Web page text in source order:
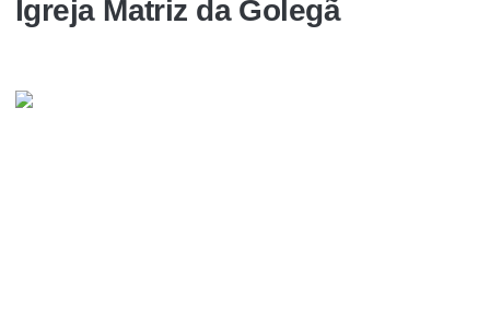
Igreja Matriz da Golegã